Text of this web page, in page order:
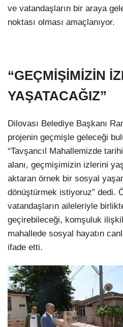
ve vatandaşların bir araya
noktası olması amaçlanıyor.
“GEÇMİŞİMİZİN
YAŞATACAĞIZ”
Dilovası Belediye Başkanı
projenin geçmişle geleceği
“Tavşancıl Mahallemizde
alanı, geçmişimizin izlerini
aktaran örnek bir sosyal
dönüştürmek istiyoruz” dedi.
vatandaşların aileleriyle
geçirebileceği, komşuluk
mahallede sosyal hayatın
ifade etti.